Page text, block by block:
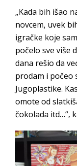
„Kada bih išao
novcem, uvek
igračke koje
počelo sve više
dana rešio da
prodam i počeo
Jugoplastike.
omote od
čokolada itd…“,